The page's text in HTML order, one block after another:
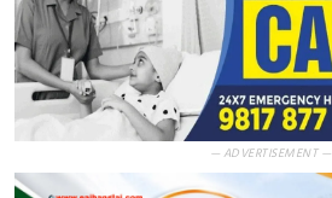
— ADVERTISEMENT —